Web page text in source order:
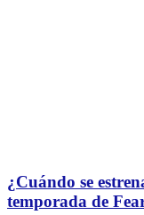
¿Cuándo se
temporada de